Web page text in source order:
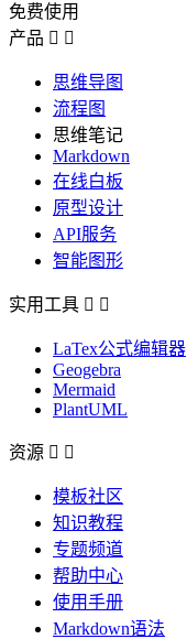
免费使用
产品  
思维导图
流程图
思维笔记
Markdown
在线白板
原型设计
API服务
智能图形
实用工具  
LaTex公式编辑器
Geogebra
Mermaid
PlantUML
资源  
模板社区
知识教程
专题频道
帮助中心
使用手册
Markdown语法